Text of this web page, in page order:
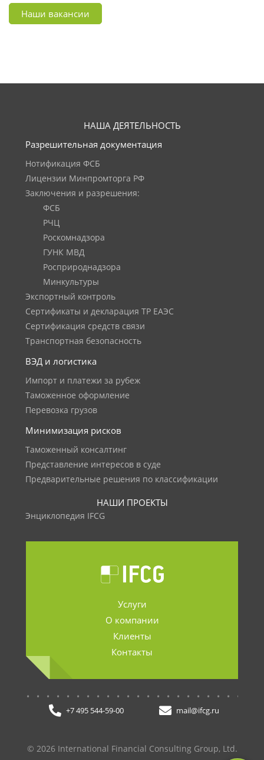
Наши вакансии
НАША ДЕЯТЕЛЬНОСТЬ
Разрешительная документация
Нотификация ФСБ
Лицензии Минпромторга РФ
Заключения и разрешения:
ФСБ
РЧЦ
Роскомнадзора
ГУНК МВД
Росприроднадзора
Минкультуры
Экспортный контроль
Сертификаты и декларация ТР ЕАЭС
Сертификация средств связи
Транспортная безопасность
ВЭД и логистика
Импорт и платежи за рубеж
Таможенное оформление
Перевозка грузов
Минимизация рисков
Таможенный консалтинг
Представление интересов в суде
Предварительные решения по классификации
НАШИ ПРОЕКТЫ
Энциклопедия IFCG
Услуги
О компании
Клиенты
Контакты
+7 495 544-59-00 mail@ifcg.ru
© 2026 International Financial Consulting Group, Ltd.